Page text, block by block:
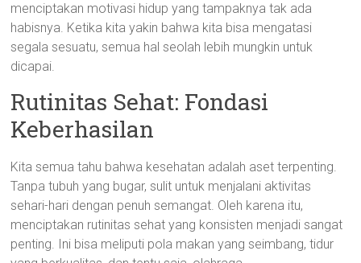
menciptakan motivasi hidup yang tampaknya tak ada
habisnya. Ketika kita yakin bahwa kita bisa mengatasi
segala sesuatu, semua hal seolah lebih mungkin untuk
dicapai.
Rutinitas Sehat: Fondasi
Keberhasilan
Kita semua tahu bahwa kesehatan adalah aset terpenting.
Tanpa tubuh yang bugar, sulit untuk menjalani aktivitas
sehari-hari dengan penuh semangat. Oleh karena itu,
menciptakan rutinitas sehat yang konsisten menjadi sangat
penting. Ini bisa meliputi pola makan yang seimbang, tidur